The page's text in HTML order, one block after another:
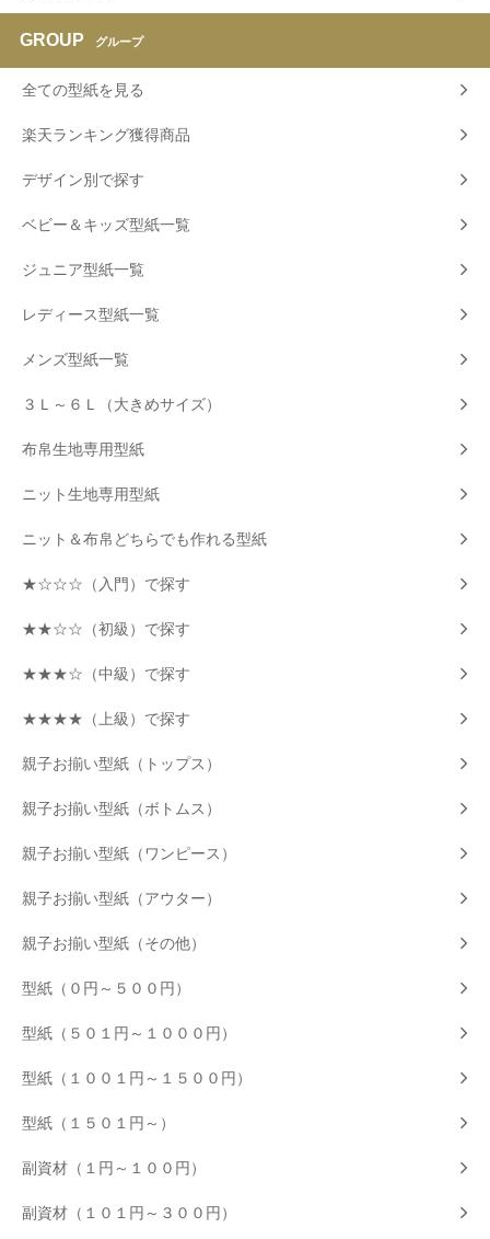
GROUP グループ
全ての型紙を見る
楽天ランキング獲得商品
デザイン別で探す
ベビー＆キッズ型紙一覧
ジュニア型紙一覧
レディース型紙一覧
メンズ型紙一覧
３Ｌ～６Ｌ（大きめサイズ）
布帛生地専用型紙
ニット生地専用型紙
ニット＆布帛どちらでも作れる型紙
★☆☆☆（入門）で探す
★★☆☆（初級）で探す
★★★☆（中級）で探す
★★★★（上級）で探す
親子お揃い型紙（トップス）
親子お揃い型紙（ボトムス）
親子お揃い型紙（ワンピース）
親子お揃い型紙（アウター）
親子お揃い型紙（その他）
型紙（０円～５００円）
型紙（５０１円～１０００円）
型紙（１００１円～１５００円）
型紙（１５０１円～）
副資材（１円～１００円）
副資材（１０１円～３００円）